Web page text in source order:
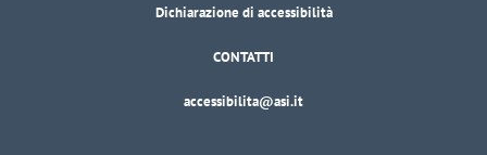
Dichiarazione di accessibilità
CONTATTI
accessibilita@asi.it